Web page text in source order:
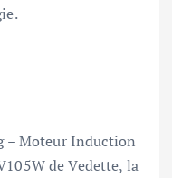
– Moteur Induction
de Vedette, la